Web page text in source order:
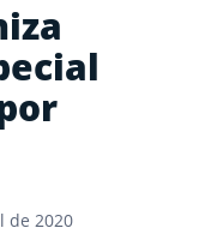
de 2020